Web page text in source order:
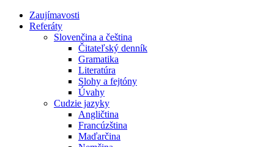
Zaujímavosti
Referáty
Slovenčina a čeština
Čitateľský denník
Gramatika
Literatúra
Slohy a fejtóny
Úvahy
Cudzie jazyky
Angličtina
Francúzština
Maďarčina